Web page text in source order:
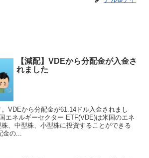
【減配】VDEから分配金が入金さ
れました
VDEから分配金が61.14ドル入金されまし
ネルギーセクター ETF(VDE)は米国のエネ
、中型株、小型株に投資することができる
の...